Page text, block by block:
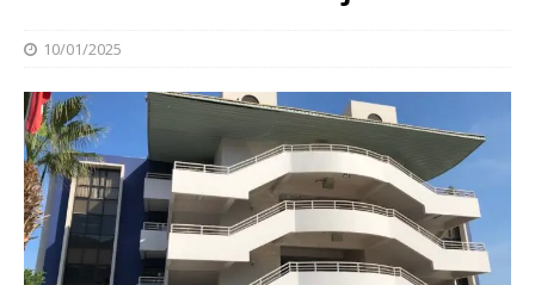
10/01/2025